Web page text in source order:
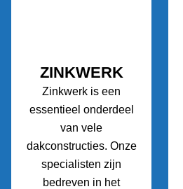
ZINKWERK
Zinkwerk is een
essentieel onderdeel
van vele
dakconstructies. Onze
specialisten zijn
bedreven in het